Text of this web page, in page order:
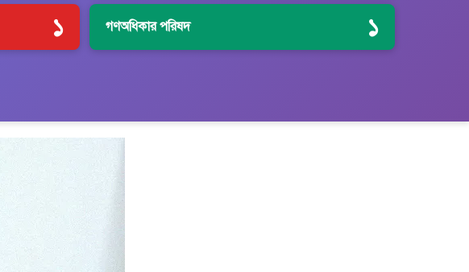
১ গণঅধিকার পরিষদ ১